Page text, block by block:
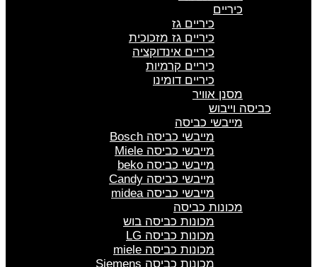
כיריים
כיריים גז
כיריים גז מזכוכית
כיריים אינדוקציה
כיריים קרמיות
כיריים דומינו
מסנן אוויר
כביסה וייבוש
מייבשי כביסה
מייבשי כביסה Bosch
מייבשי כביסה Miele
מייבשי כביסה beko
מייבשי כביסה Candy
מייבשי כביסה midea
מכונות כביסה
מכונות כביסה בוש
מכונות כביסה LG
מכונות כביסה miele
מכונות כביסה Siemens